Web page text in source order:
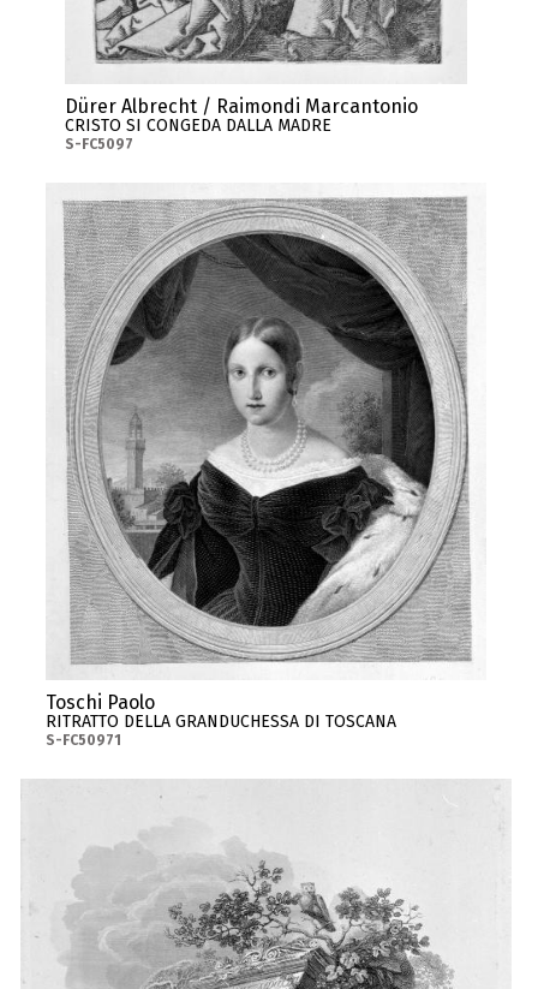
Dürer Albrecht / Raimondi Marcantonio
CRISTO SI CONGEDA DALLA MADRE
S-FC5097
Toschi Paolo
RITRATTO DELLA GRANDUCHESSA DI TOSCANA
S-FC50971